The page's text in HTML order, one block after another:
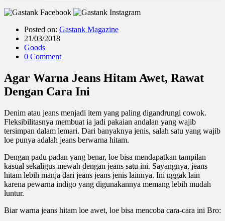
Posted on: Gastank Magazine
21/03/2018
Goods
0 Comment
Agar Warna Jeans Hitam Awet, Rawat
Dengan Cara Ini
Denim atau jeans menjadi item yang paling digandrungi cowok.
Fleksibilitasnya membuat ia jadi pakaian andalan yang wajib
tersimpan dalam lemari. Dari banyaknya jenis, salah satu yang wajib
loe punya adalah jeans berwarna hitam.
Dengan padu padan yang benar, loe bisa mendapatkan tampilan
kasual sekaligus mewah dengan jeans satu ini. Sayangnya, jeans
hitam lebih manja dari jeans jeans jenis lainnya. Ini nggak lain
karena pewarna indigo yang digunakannya memang lebih mudah
luntur.
Biar warna jeans hitam loe awet, loe bisa mencoba cara-cara ini Bro: